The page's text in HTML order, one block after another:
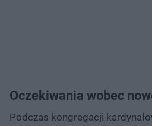
Oczekiwania wobec
Podczas kongregacji